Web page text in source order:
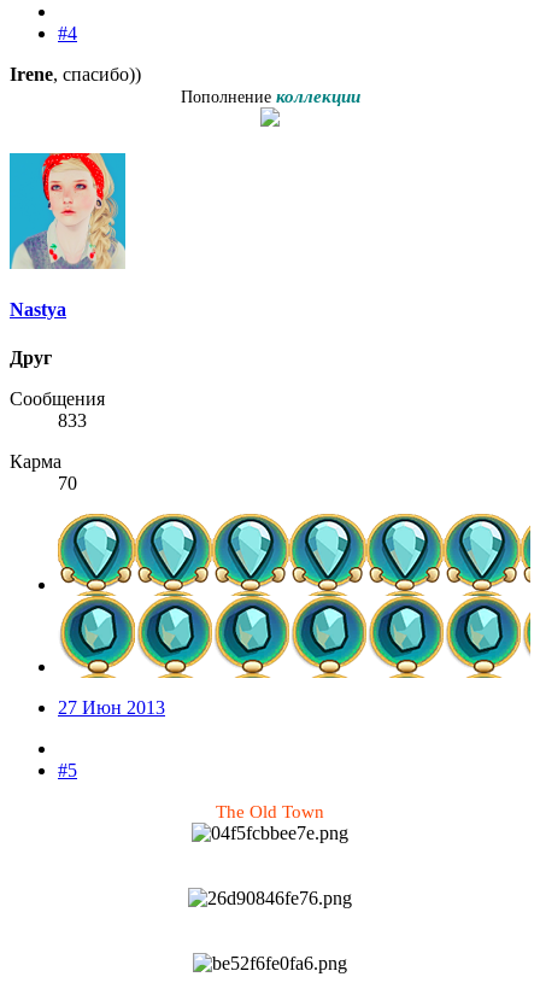
#4
Irene, cпасибо))
Пополнение коллекции
Nastya
Друг
Сообщения
833
Карма
70
27 Июн 2013
#5
The Old Town